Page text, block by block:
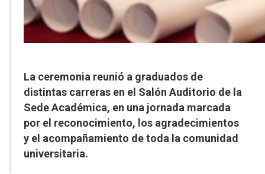
La ceremonia reunió a graduados de
distintas carreras en el Salón Auditorio de la
Sede Académica, en una jornada marcada
por el reconocimiento, los agradecimientos
y el acompañamiento de toda la comunidad
universitaria.